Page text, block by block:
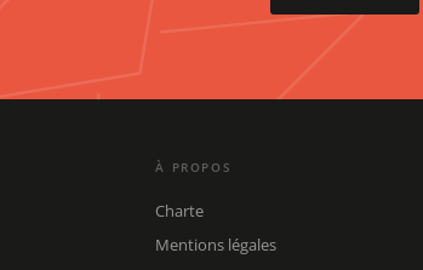
À PROPOS
Charte
Mentions légales